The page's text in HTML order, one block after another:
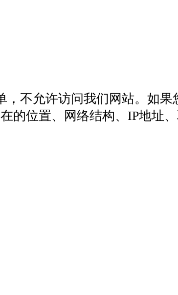
，不允许访问我们网站。如
的位置、网络结构、IP地址